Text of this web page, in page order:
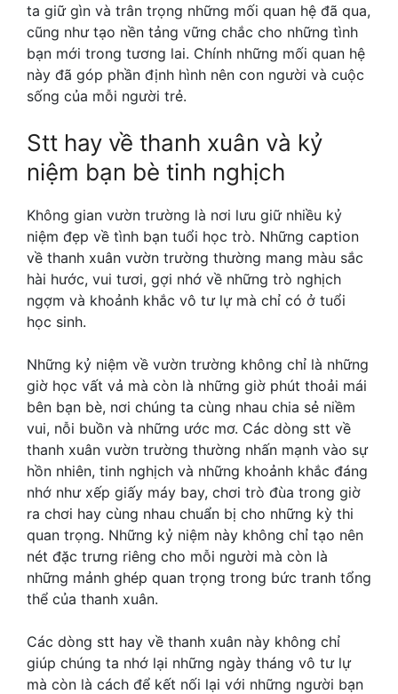
ta giữ gìn và trân trọng những mối quan hệ đã qua,
cũng như tạo nền tảng vững chắc cho những tình
bạn mới trong tương lai. Chính những mối quan hệ
này đã góp phần định hình nên con người và cuộc
sống của mỗi người trẻ.
Stt hay về thanh xuân và kỷ
niệm bạn bè tinh nghịch
Không gian vườn trường là nơi lưu giữ nhiều kỷ
niệm đẹp về tình bạn tuổi học trò. Những caption
về thanh xuân vườn trường thường mang màu sắc
hài hước, vui tươi, gợi nhớ về những trò nghịch
ngợm và khoảnh khắc vô tư lự mà chỉ có ở tuổi
học sinh.
Những kỷ niệm về vườn trường không chỉ là những
giờ học vất vả mà còn là những giờ phút thoải mái
bên bạn bè, nơi chúng ta cùng nhau chia sẻ niềm
vui, nỗi buồn và những ước mơ. Các dòng stt về
thanh xuân vườn trường thường nhấn mạnh vào sự
hồn nhiên, tinh nghịch và những khoảnh khắc đáng
nhớ như xếp giấy máy bay, chơi trò đùa trong giờ
ra chơi hay cùng nhau chuẩn bị cho những kỳ thi
quan trọng. Những kỷ niệm này không chỉ tạo nên
nét đặc trưng riêng cho mỗi người mà còn là
những mảnh ghép quan trọng trong bức tranh tổng
thể của thanh xuân.
Các dòng stt hay về thanh xuân này không chỉ
giúp chúng ta nhớ lại những ngày tháng vô tư lự
mà còn là cách để kết nối lại với những người bạn